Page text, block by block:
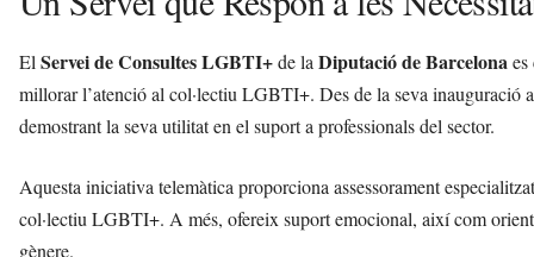
ElServei de Consultes LGBTI+de laDiputació de Barcelona
millorar l’atenció al col·lectiu LGBTI+. Des de la seva inauguració
demostrant la seva utilitat en el suport a professionals del sector.
Aquesta iniciativa telemàtica proporciona assessorament
col·lectiu LGBTI+. A més, ofereix suport emocional, així com
gènere.